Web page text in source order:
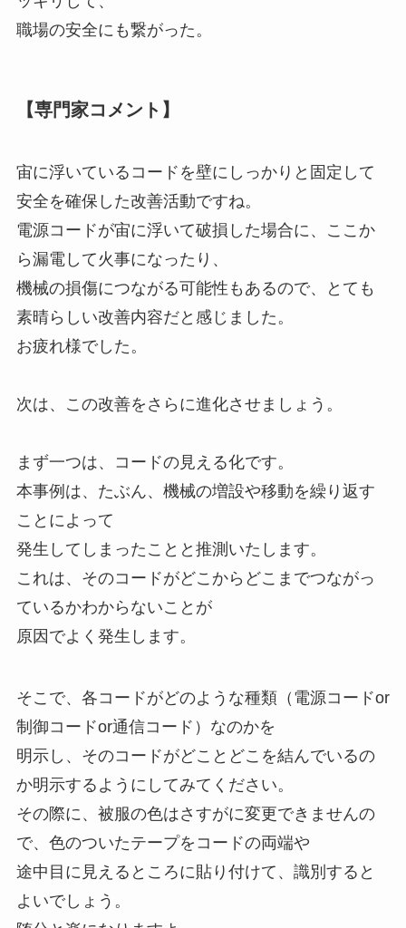
職場の安全にも繋がった。
【専門家コメント】
宙に浮いているコードを壁にしっかりと固定して
安全を確保した改善活動ですね。
電源コードが宙に浮いて破損した場合に、ここか
ら漏電して火事になったり、
機械の損傷につながる可能性もあるので、とても
素晴らしい改善内容だと感じました。
お疲れ様でした。
次は、この改善をさらに進化させましょう。
まず一つは、コードの見える化です。
本事例は、たぶん、機械の増設や移動を繰り返す
ことによって
発生してしまったことと推測いたします。
これは、そのコードがどこからどこまでつながっ
ているかわからないことが
原因でよく発生します。
そこで、各コードがどのような種類（電源コードor
制御コードor通信コード）なのかを
明示し、そのコードがどことどこを結んでいるの
か明示するようにしてみてください。
その際に、被服の色はさすがに変更できませんの
で、色のついたテープをコードの両端や
途中目に見えるところに貼り付けて、識別すると
よいでしょう。